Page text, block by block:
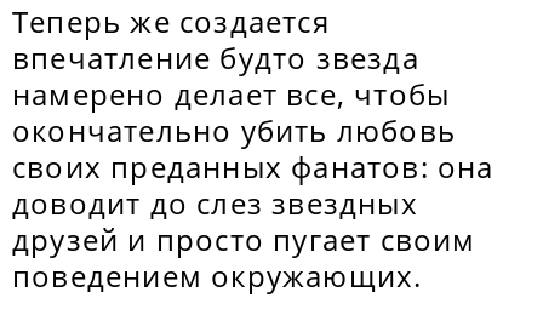
Теперь же создается
впечатление будто звезда
намерено делает все, чтобы
окончательно убить любовь
своих преданных фанатов: она
доводит до слез звездных
друзей и просто пугает своим
поведением окружающих.